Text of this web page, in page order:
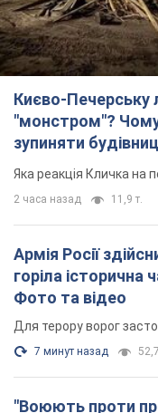
Армія Росії
горіла історична
Фото та відео
7 минут назад
"Воюють проти
Зеленський
більшість із яких –
2 часа назад 759